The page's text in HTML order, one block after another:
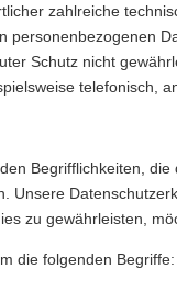
zahlreiche
Schutz nicht
telefonisch,
Begrifflichkeiten,
Unsere
zu gewährleisten,
die folgenden Begriffe: